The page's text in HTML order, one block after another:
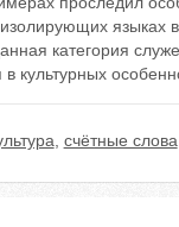
языках
категория
культурных
счётные слова